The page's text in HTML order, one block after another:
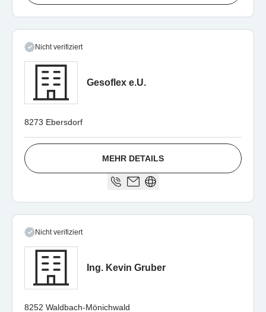
Nicht verifiziert
Gesoflex e.U.
8273 Ebersdorf
MEHR DETAILS
Nicht verifiziert
Ing. Kevin Gruber
8252 Waldbach-Mönichwald